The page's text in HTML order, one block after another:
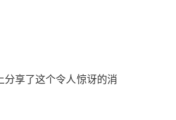
享了这个令人惊讶的消